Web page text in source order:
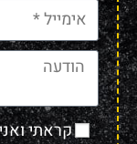
קראתי